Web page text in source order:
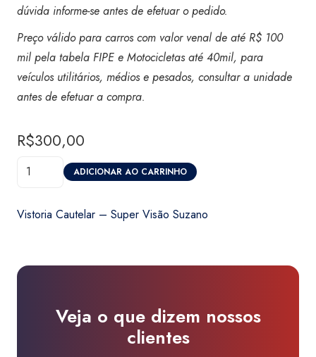
dúvida informe-se antes de efetuar o pedido.
Preço válido para carros com valor venal de até R$ 100
mil pela tabela FIPE e Motocicletas até 40mil, para
veículos utilitários, médios e pesados, consultar a unidade
antes de efetuar a compra.
R$300,00
Vistoria
Suzano
ADICIONAR AO CARRINHO
Vistoria Cautelar – Super Visão Suzano
Veja o que dizem nossos
clientes